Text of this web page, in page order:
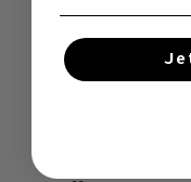
keine